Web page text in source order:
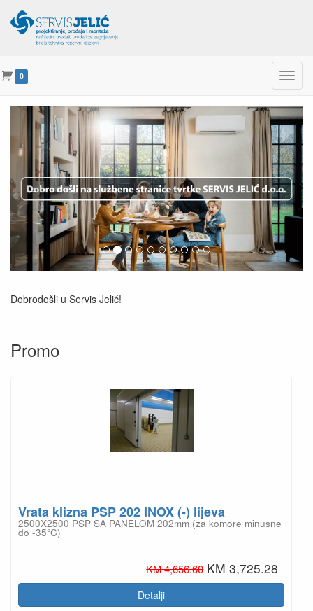
0 Menu
Servis Jelić d.o.o.
Prethodno
Dobrodošli u Servis Jelić!
Promo
Vrata klizna PSP 202 INOX (-) lijeva
2500X2500 PSP SA PANELOM 202mm (za komore minusne
do -35°C)
KM 4,656.60KM 3,725.28
Detalji